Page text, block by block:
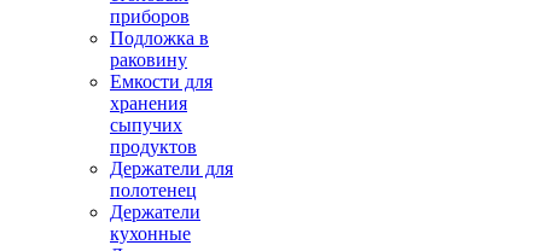
приборов
Подложка в
раковину
Емкости для
хранения
сыпучих
продуктов
Держатели для
полотенец
Держатели
кухонные